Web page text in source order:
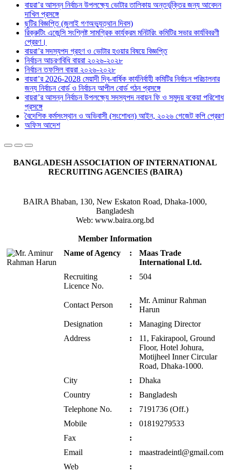
বায়রা’র আসন্ন নির্বাচন উপলক্ষ্যে ভোটার তালিকায় অন্তর্ভূক্তির জন্য আবেদন
দাখিল প্রসঙ্গে
ছুটির বিজ্ঞপ্তি (জুলাই গণঅভ্যুত্থান দিবস)
রিক্রুটিং এজেন্সি সংশ্লিষ্ট সামগ্রিক কার্যক্রম মনিটরিং কমিটির সভার কার্যবিবরণী
প্রেরণ।
বায়রা’র সদস্যপদ গ্রহণ ও ভোটার হওয়ার বিষয়ে বিজ্ঞপ্তি
নির্বাচন আচরণবিধি বায়রা ২০২৬-২০২৮
নির্বাচন তফসিল বায়রা ২০২৬-২০২৮
বায়রা’র 2026-2028 মেয়াদী দ্বি-বার্ষিক কার্যনির্বাহী কমিটির নির্বাচন পরিচালনার
জন্য নির্বাচন বোর্ড ও নির্বাচন আপীল বোর্ড গঠন প্রসঙ্গে
বায়রা’র আসন্ন নির্বাচন উপলক্ষ্যে সদস্যপদ নবায়ন ফি ও সমুদয় বকেয়া পরিশোধ
প্রসঙ্গে
বৈদেশিক কর্মসংস্থান ও অভিবাসী (সংশোধন) আইন, ২০২৬ গেজেট কপি প্রেরণ
অফিস আদেশ
BANGLADESH ASSOCIATION OF INTERNATIONAL
RECRUITING AGENCIES (BAIRA)
BAIRA Bhaban, 130, New Eskaton Road, Dhaka-1000,
Bangladesh
Web: www.baira.org.bd
Member Information
Name of Agency
:
Maas Trade
International Ltd.
Recruiting
Licence No.
: 504
Contact Person :
Mr. Aminur Rahman
Harun
Designation
:
Managing Director
Address
:
11, Fakirapool, Ground
Floor, Hotel Johura,
Motijheel Inner Circular
Road, Dhaka-1000.
City
:
Dhaka
Country
:
Bangladesh
Telephone No.
:
7191736 (Off.)
Mobile
:
01819279533
Fax
:
Email
:
maastradeintl@gmail.com
Web
: